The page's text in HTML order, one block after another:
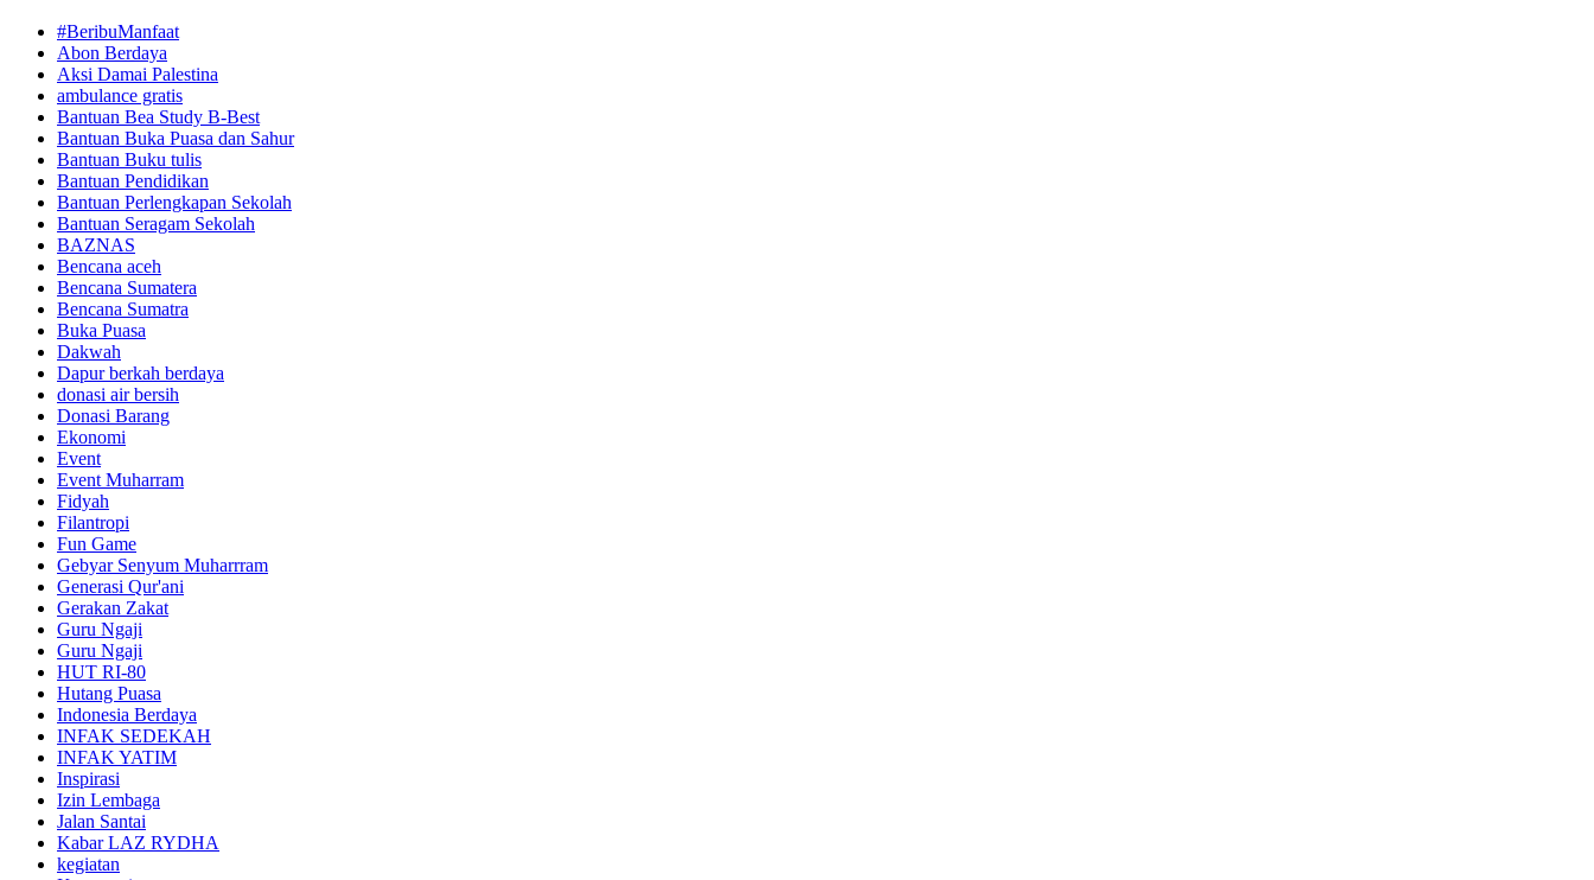
#BeribuManfaat
Abon Berdaya
Aksi Damai Palestina
ambulance gratis
Bantuan Bea Study B-Best
Bantuan Buka Puasa dan Sahur
Bantuan Buku tulis
Bantuan Pendidikan
Bantuan Perlengkapan Sekolah
Bantuan Seragam Sekolah
BAZNAS
Bencana aceh
Bencana Sumatera
Bencana Sumatra
Buka Puasa
Dakwah
Dapur berkah berdaya
donasi air bersih
Donasi Barang
Ekonomi
Event
Event Muharram
Fidyah
Filantropi
Fun Game
Gebyar Senyum Muharrram
Generasi Qur'ani
Gerakan Zakat
Guru Ngaji
Guru Ngaji
HUT RI-80
Hutang Puasa
Indonesia Berdaya
INFAK SEDEKAH
INFAK YATIM
Inspirasi
Izin Lembaga
Jalan Santai
Kabar LAZ RYDHA
kegiatan